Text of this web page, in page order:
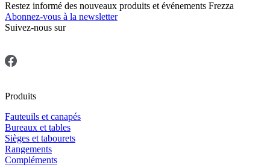
Restez informé des nouveaux produits et événements Frezza
Abonnez-vous à la newsletter
Suivez-nous sur
Produits
Fauteuils et canapés
Bureaux et tables
Sièges et tabourets
Rangements
Compléments